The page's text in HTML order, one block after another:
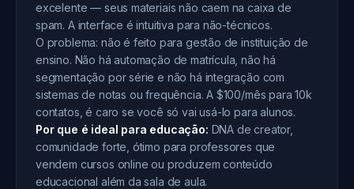
excelente — seus materiais não caem na caixa de
spam. A interface é intuitiva para não-técnicos.
O problema: não é feito para gestão de instituição de
ensino. Não há automação de matrícula, não há
segmentação por série e não há integração com
sistemas de notas ou frequência. A $100/mês para 10k
contatos, é caro se você só vai usá-lo para alunos.
Por que é ideal para educação: DNA de creator,
comunidade forte, ótimo para professores que
vendem cursos online ou produzem conteúdo
educacional além da sala de aula.